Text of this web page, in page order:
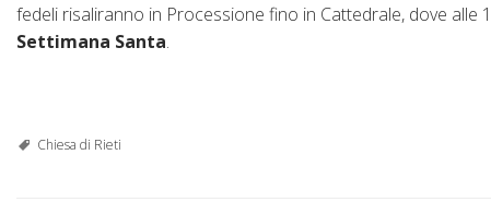
fedeli risaliranno in Processione fino in Cattedrale, dove alle
Settimana Santa.
Chiesa di Rieti